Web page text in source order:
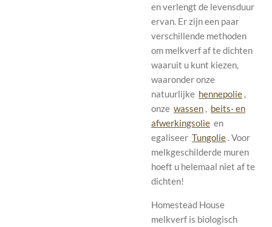
en verlengt de levensduur
ervan. Er zijn een paar
verschillende methoden
om melkverf af te dichten
waaruit u kunt kiezen,
waaronder onze
natuurlijke hennepolie
onze wassen
beits- en
afwerkingsolie en
egaliseer Tungolie . Voor
melkgeschilderde muren
hoeft u helemaal niet af te
dichten!
Homestead House
melkverf is biologisch